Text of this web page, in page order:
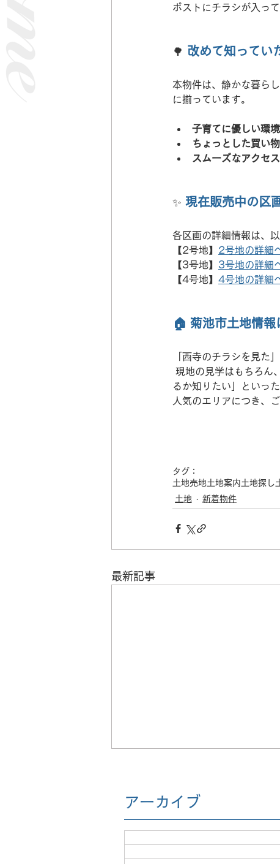
ポストにチラシが入っ
🌳 改めて知ってい
本物件は、静かな暮ら
に揃っています。
子育てに優しい環境
ちょっとした買い物
スムーズなアクセス
✨ 現在販売中の区
各区画の詳細情報は、
【2号地】 2号地の詳細
【3号地】 3号地の詳細
【4号地】 4号地の詳細
🏠 菊池市土地情
「西寺のチラシを見た
るか知りたい」といっ
人気のエリアにつき、
タグ：
土地売地土地案内土地探し
土地
新着物件
最新記事
アーカイブ